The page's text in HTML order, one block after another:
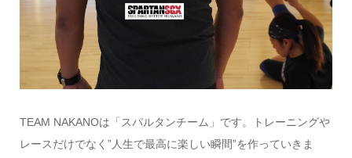
TEAM NAKANOは「スパルタンチーム」です。トレーニングや
レースだけでなく”人生で最高に楽しい瞬間”を作っていきま